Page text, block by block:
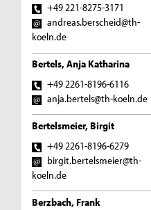
+49 221-8275-3171
andreas.berscheid@th-
koeln.de
Bertels, Anja Katharina
+49 2261-8196-6116
anja.bertels@th-koeln.de
Bertelsmeier, Birgit
+49 2261-8196-6279
birgit.bertelsmeier@th-
koeln.de
Berzbach, Frank